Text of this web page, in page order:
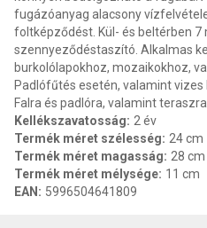
fugázóanyag alacsony
foltképződést. Kül- és beltérben
szennyeződéstaszító. Alkalmas
burkolólapokhoz, mozaikokhoz,
Padlófűtés esetén, valamint
Falra és padlóra, valamint
Kellékszavatosság: 2 év
Termék méret szélesség: 24 cm
Termék méret magasság: 28 cm
Termék méret mélysége: 11 cm
EAN : 5996504641809